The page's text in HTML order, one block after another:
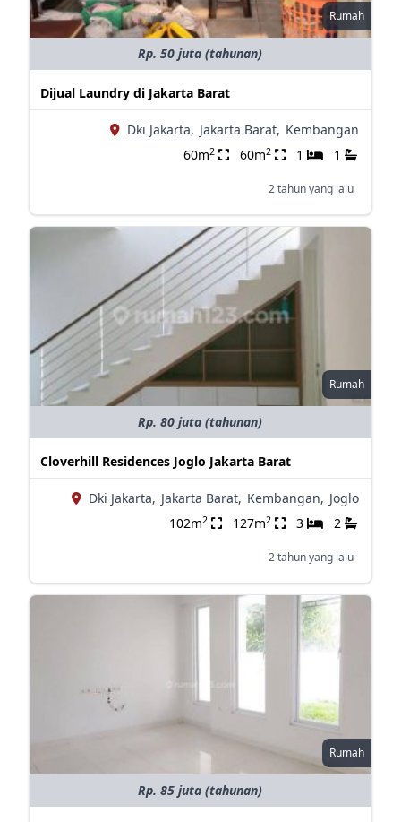
Rumah
Rp. 50 juta (tahunan)
Dijual Laundry di Jakarta Barat
Dki Jakarta, Jakarta Barat, Kembangan
60m2 60m2 1 1
2 tahun yang lalu
Rumah
Rp. 80 juta (tahunan)
Cloverhill Residences Joglo Jakarta Barat
Dki Jakarta, Jakarta Barat, Kembangan, Joglo
102m2 127m2 3 2
2 tahun yang lalu
Rumah
Rp. 85 juta (tahunan)